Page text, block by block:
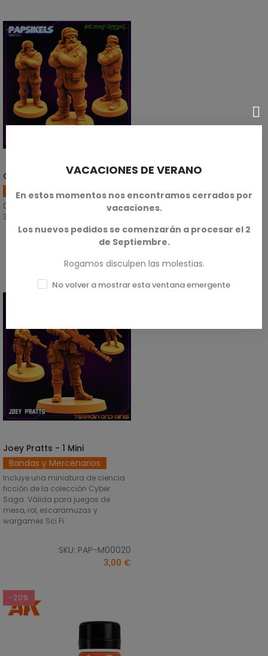
SELECCIONAR OPCIONES
Ciber Santa
Miniaturas de Navidad
Disponible en escalas de 28mm y
32mm.
SKU: PAP-221201
3,00 €
SELECCIONAR OPCIONES
Joey Pratts - 1 Mini
Bandas y Mercenarios
Incluye una miniatura de ciencia
ficción de la colección Cyber
Saga. Válida para juegos de
mesa, rol, escaramuzas y
wargames Sci Fi.
SKU: PAP-M00020
3,00 €
-20%
VACACIONES DE VERANO
En estos momentos nos encontramos cerrados por
vacaciones.
Los nuevos pedidos se comenzarán a procesar el 2
de Septiembre.
Rogamos disculpen las molestias.
No volver a mostrar esta ventana emergente